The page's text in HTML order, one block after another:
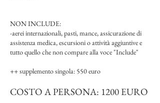
NON INCLUDE:
-aerei internazionali, pasti, mance, assicurazione di
assistenza medica, escursioni o attività aggiuntive e
tutto quello che non compare alla voce "Include"
++ supplemento singola: 550 euro
COSTO A PERSONA: 1200 EURO